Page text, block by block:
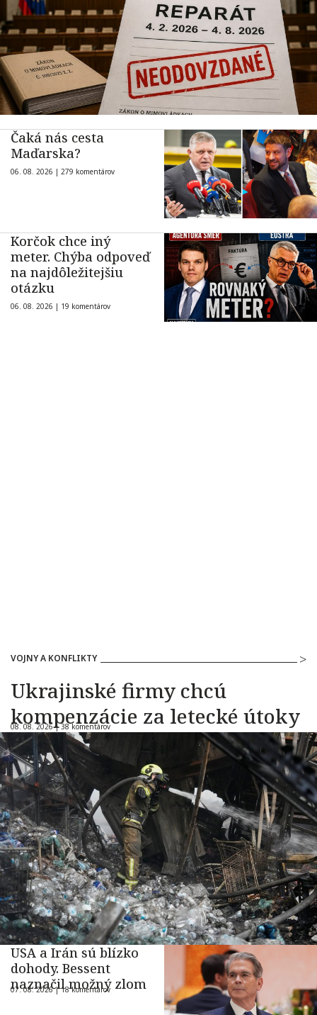
Čaká nás cesta
Maďarska?
06. 08. 2026 | 279 komentárov
Korčok chce iný
meter. Chýba odpoveď
na najdôležitejšiu
otázku
06. 08. 2026 | 19 komentárov
VOJNY A KONFLIKTY
Ukrajinské firmy chcú
kompenzácie za letecké útoky
08. 08. 2026 |38 komentárov
USA a Irán sú blízko
dohody. Bessent
naznačil možný zlom
07. 08. 2026 |18 komentárov